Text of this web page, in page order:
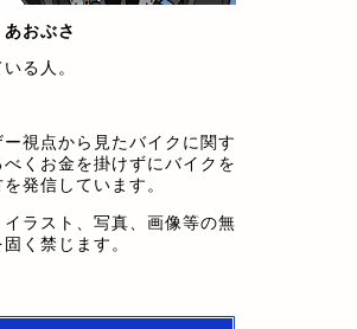
あおぶさ
る人。
視点から見たバイクに関す
くお金を掛けずにバイクを
発信しています。
ラスト、写真、画像等の無
く禁じます。